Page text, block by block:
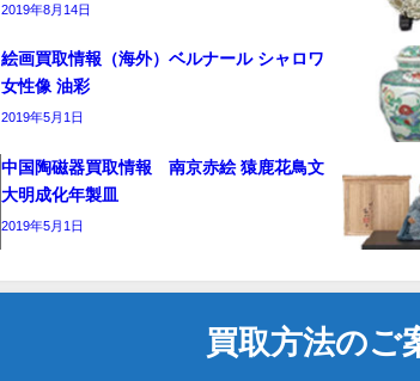
2019年8月14日
絵画買取情報（海外）ベルナール シャロワ
女性像 油彩
2019年5月1日
中国陶磁器買取情報 南京赤絵 猿鹿花鳥文
大明成化年製皿
2019年5月1日
買取方法のご